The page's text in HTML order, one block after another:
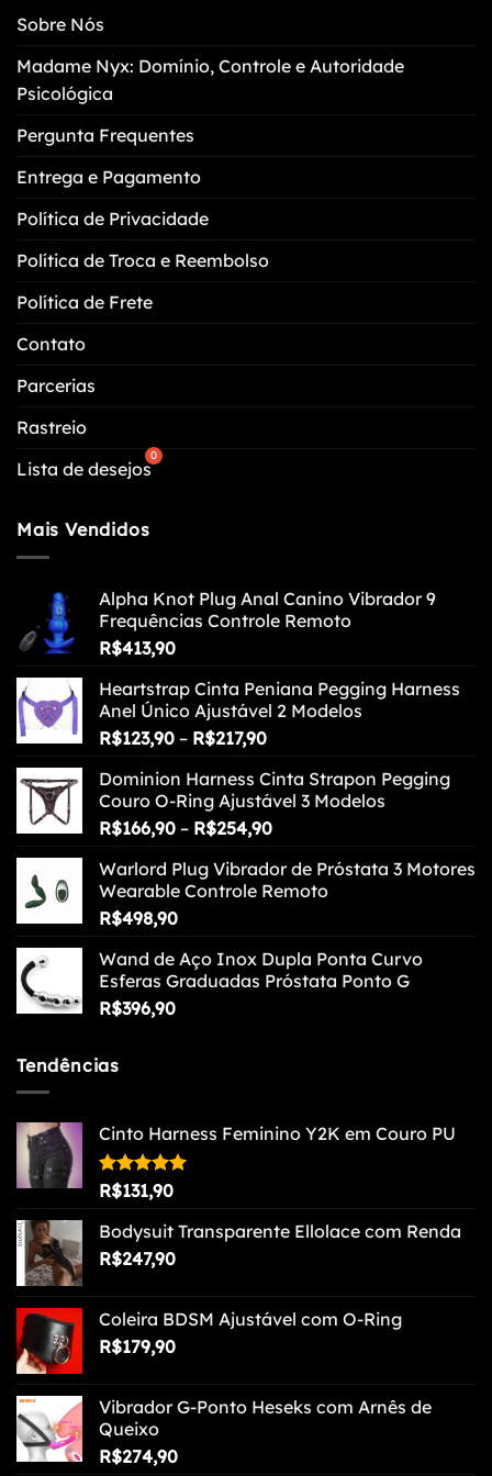
opções
ser
escolhidas
página
produto
ser
Sobre Nós
Madame Nyx: Domínio, Controle e Autoridade
Psicológica
Pergunta Frequentes
Entrega e Pagamento
Política de Privacidade
Política de Troca e Reembolso
Política de Frete
Contato
Parcerias
Rastreio
Lista de desejos
Mais Vendidos
Alpha Knot Plug Anal Canino Vibrador 9
Frequências Controle Remoto
R$413,90
Heartstrap Cinta Peniana Pegging Harness
Anel Único Ajustável 2 Modelos
R$123,90 – R$217,90Faixa
preço:
R$123,90
através
Dominion Harness Cinta Strapon Pegging
Couro O-Ring Ajustável 3 Modelos
R$166,90 – R$254,90Faixa
preço:
R$166,90
Warlord Plug Vibrador de Próstata 3 Motores
Wearable Controle Remoto
R$498,90
Wand de Aço Inox Dupla Ponta Curvo
Esferas Graduadas Próstata Ponto G
R$396,90
Tendências
Cinto Harness Feminino Y2K em Couro PU
Avaliação
de 5
R$131,90
Bodysuit Transparente Ellolace com Renda
R$247,90
Coleira BDSM Ajustável com O-Ring
R$179,90
Vibrador G-Ponto Heseks com Arnês de
Queixo
R$274,90